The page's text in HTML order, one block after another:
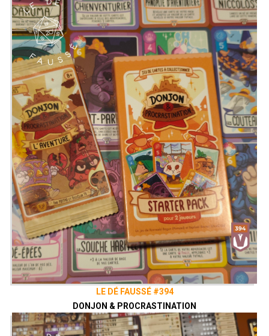
LE DÉ FAUSSÉ #394
DONJON & PROCRASTINATION